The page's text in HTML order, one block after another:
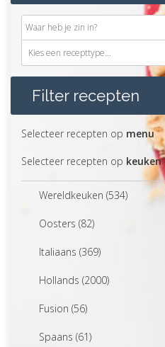
Filter recepten
Selecteer recepten op menu
Selecteer recepten op keuken
Wereldkeuken (534)
Oosters (82)
Italiaans (369)
Hollands (2000)
Fusion (56)
Spaans (61)